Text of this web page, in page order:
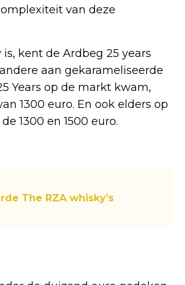
van deze
kent de Ardbeg 25 years
aan gekarameliseerde
Years op de markt kwam,
1300 euro. En ook elders op
1300 en 1500 euro.
The RZA whisky’s